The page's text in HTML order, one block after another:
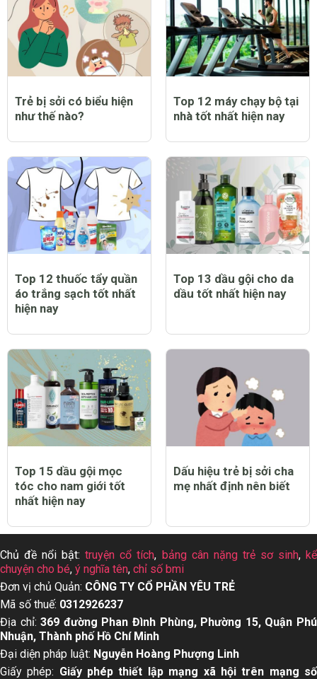
Trẻ bị sởi có biểu hiện
như thế nào?
Top 12 máy chạy bộ tại
nhà tốt nhất hiện nay
Top 12 thuốc tẩy quần
áo trắng sạch tốt nhất
hiện nay
Top 13 dầu gội cho da
dầu tốt nhất hiện nay
Top 15 dầu gội mọc
tóc cho nam giới tốt
nhất hiện nay
Dấu hiệu trẻ bị sởi cha
mẹ nhất định nên biết
Chủ đề nổi bật:truyện cổ tích, bảng cân nặng trẻ sơ sinh, kể
chuyện cho bé, ý nghĩa tên, chỉ số bmi
Đơn vị chủ Quản: CÔNG TY CỔ PHẦN YÊU TRẺ
Mã số thuế: 0312926237
Địa chỉ:369 đường Phan Đình Phùng, Phường 15, Quận Phú
Nhuận, Thành phố Hồ Chí Minh
Đại diện pháp luật: Nguyễn Hoàng Phượng Linh
Giấy phép: Giấy phép thiết lập mạng xã hội trên mạng số